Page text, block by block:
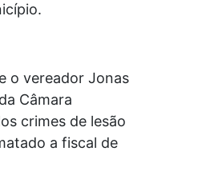
o vereador Jonas
Câmara
crimes de lesão
a fiscal de